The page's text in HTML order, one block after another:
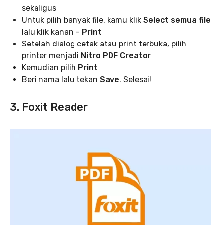
sekaligus
Untuk pilih banyak file, kamu klik Select semua file
lalu klik kanan – Print
Setelah dialog cetak atau print terbuka, pilih
printer menjadi Nitro PDF Creator
Kemudian pilih Print
Beri nama lalu tekan Save. Selesai!
3. Foxit Reader